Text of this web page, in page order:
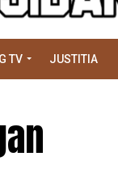
TV JUSTITIA